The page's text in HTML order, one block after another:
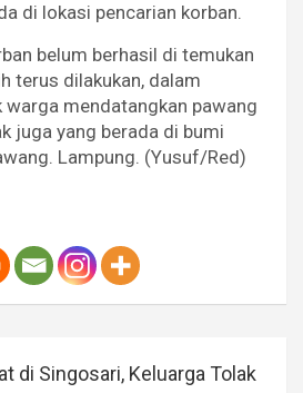
di lokasi pencarian korban.
belum berhasil di temukan
terus dilakukan, dalam
warga mendatangkan pawang
juga yang berada di bumi
Lampung. (Yusuf/Red)
di Singosari, Keluarga Tolak